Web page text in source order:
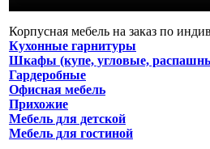
Корпусная мебель на заказ по
Кухонные гарнитуры
Шкафы (купе, угловые,
Гардеробные
Офисная мебель
Прихожие
Мебель для детской
Мебель для гостиной